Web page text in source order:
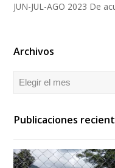
JUN-JUL-AGO 2023 De
Archivos
Archivos
Publicaciones